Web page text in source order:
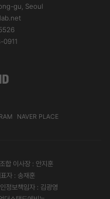
gu, Seoul
0911
NAVER PLACE
합 이사장 : 안지훈
자 : 송재훈
정보책임자 : 김광영